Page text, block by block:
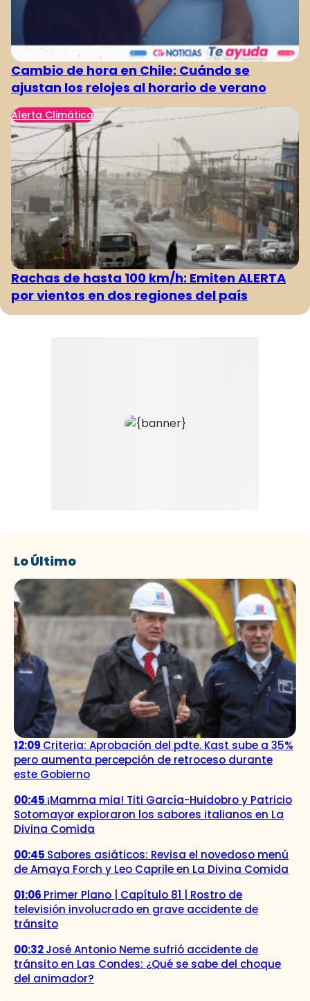
Cambio de hora en Chile: Cuándo se
ajustan los relojes al horario de verano
Alerta Climática
Rachas de hasta 100 km/h: Emiten ALERTA
por vientos en dos regiones del país
Lo Último
12:09 Criteria: Aprobación del pdte. Kast sube a 35%
pero aumenta percepción de retroceso durante
este Gobierno
00:45 ¡Mamma mia! Titi García-Huidobro y Patricio
Sotomayor exploraron los sabores italianos en La
Divina Comida
00:45 Sabores asiáticos: Revisa el novedoso menú
de Amaya Forch y Leo Caprile en La Divina Comida
01:06 Primer Plano | Capítulo 81 | Rostro de
televisión involucrado en grave accidente de
tránsito
00:32José Antonio Neme sufrió accidente de
tránsito en Las Condes: ¿Qué se sabe del choque
del animador?